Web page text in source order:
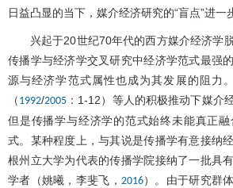
日益凸显的当下，媒介经济研究的“盲点”进一
兴起于20世纪70年代的西方媒介经济学
传播学与经济学交叉研究中经济学范式最强
源与经济学范式属性也成为其发展的阻力
（ 1992/2005 ：1-12）等人的积极推动下媒介
但是传播学与经济学的范式始终未能真正
式。某种程度上，与其说是传播学有意接纳
根州立大学为代表的传播学院接纳了一批具
学者（姚曦，李斐飞， 2016）。由于研究群